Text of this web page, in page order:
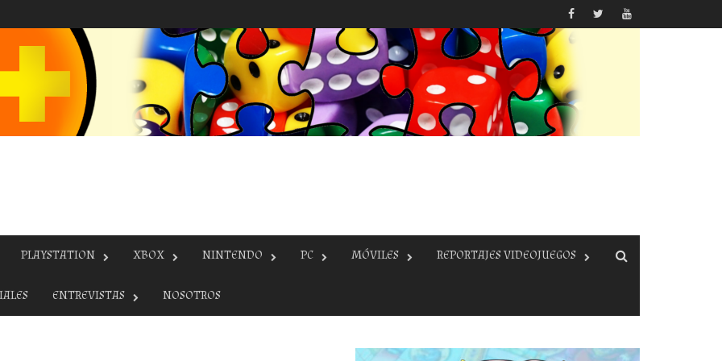
PLAYSTATION XBOX NINTENDO PC MÓVILES REPORTAJES VIDEOJUEGOS
ENTREVISTAS NOSOTROS